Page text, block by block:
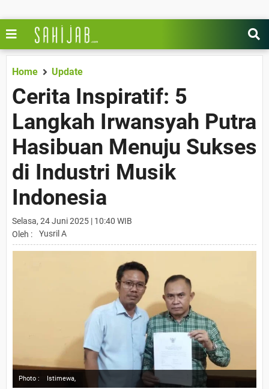
Home Update
Cerita Inspiratif: 5
Langkah Irwansyah Putra
Hasibuan Menuju Sukses
di Industri Musik
Indonesia
Selasa, 24 Juni 2025 | 10:40 WIB
Oleh :
Yusril A
Photo : Istimewa,